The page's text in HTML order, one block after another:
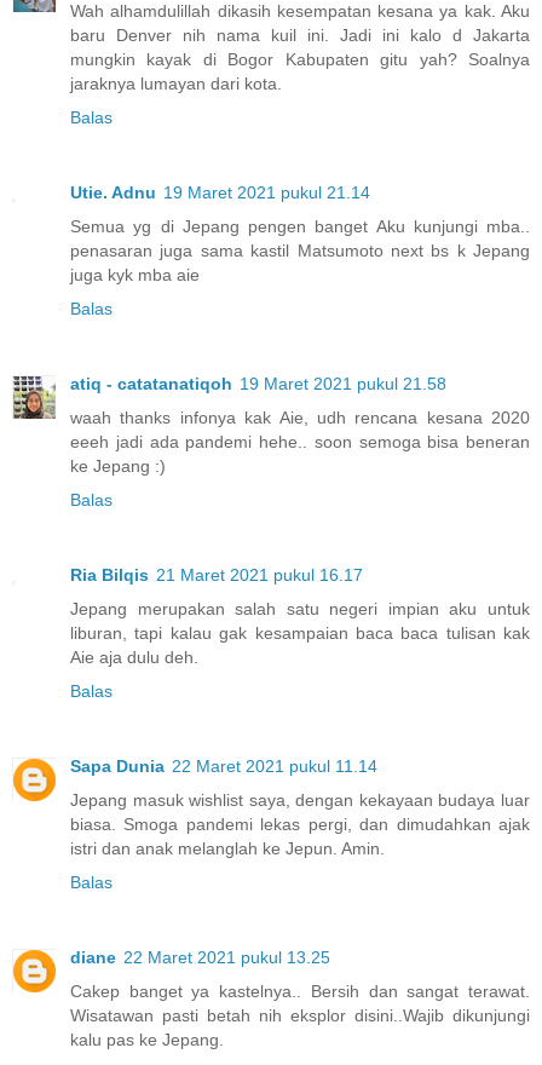
Wah alhamdulillah dikasih kesempatan kesana ya kak. Aku
baru Denver nih nama kuil ini. Jadi ini kalo d Jakarta
mungkin kayak di Bogor Kabupaten gitu yah? Soalnya
jaraknya lumayan dari kota.
Balas
Utie. Adnu 19 Maret 2021 pukul 21.14
Semua yg di Jepang pengen banget Aku kunjungi mba..
penasaran juga sama kastil Matsumoto next bs k Jepang
juga kyk mba aie
Balas
atiq - catatanatiqoh 19 Maret 2021 pukul 21.58
waah thanks infonya kak Aie, udh rencana kesana 2020
eeeh jadi ada pandemi hehe.. soon semoga bisa beneran
ke Jepang :)
Balas
Ria Bilqis 21 Maret 2021 pukul 16.17
Jepang merupakan salah satu negeri impian aku untuk
liburan, tapi kalau gak kesampaian baca baca tulisan kak
Aie aja dulu deh.
Balas
Sapa Dunia 22 Maret 2021 pukul 11.14
Jepang masuk wishlist saya, dengan kekayaan budaya luar
biasa. Smoga pandemi lekas pergi, dan dimudahkan ajak
istri dan anak melanglah ke Jepun. Amin.
Balas
diane 22 Maret 2021 pukul 13.25
Cakep banget ya kastelnya.. Bersih dan sangat terawat.
Wisatawan pasti betah nih eksplor disini..Wajib dikunjungi
kalu pas ke Jepang.